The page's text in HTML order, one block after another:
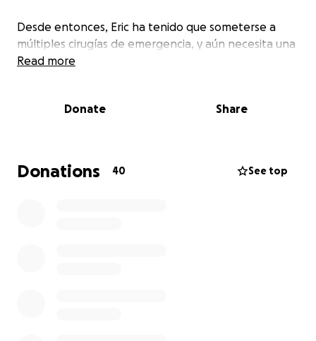
Desde entonces, Eric ha tenido que someterse a
múltiples cirugías de emergencia, y aún necesita una
operación más para poder estabilizarse por
familia que lo espera con amor y desesperación.
gastos médicos en otro país se han convertido en
una carga abrumadora para él y su familia. Es por eso
Read more
Donate Share
Donations 40 See top